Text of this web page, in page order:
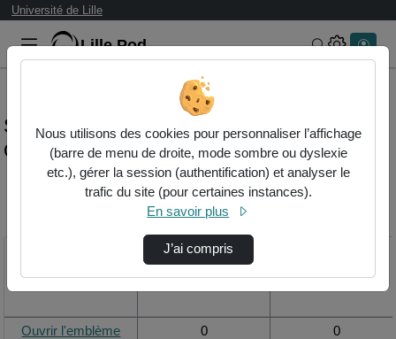
Université de Lille
Lille.Pod Rechercher
Statistiques de visualisation de la vidéo
Ouvrir l'emblème
Modifier la période de
Vue de la journée
Ouvrir l'emblème 0 0
Nous utilisons des cookies pour personnaliser l’affichage
(barre de menu de droite, mode sombre ou dyslexie
etc.), gérer la session (authentification) et analyser le
trafic du site (pour certaines instances).
En savoir plus
J’ai compris